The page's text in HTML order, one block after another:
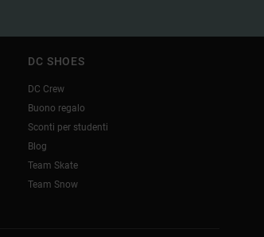
DC SHOES
DC Crew
Buono regalo
Sconti per studenti
Blog
Team Skate
Team Snow